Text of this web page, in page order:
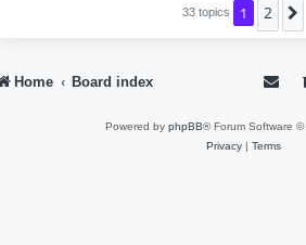
33 topics 1 2
Home Board index
Powered by phpBB® Forum Software ©
Privacy| Terms